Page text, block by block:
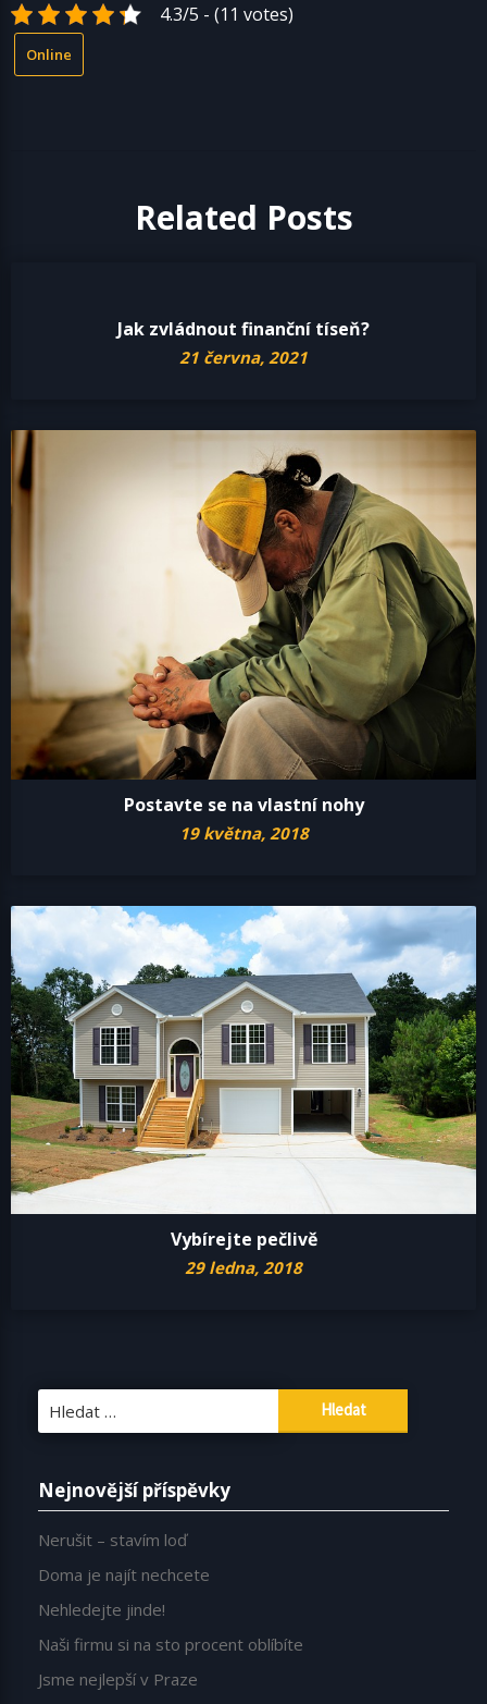
4.3/5 - (11 votes)
Online
Related Posts
Jak zvládnout finanční tíseň?
21 června, 2021
Postavte se na vlastní nohy
19 května, 2018
Vybírejte pečlivě
29 ledna, 2018
Vyhledávání
Nejnovější příspěvky
Nerušit – stavím loď
Doma je najít nechcete
Nehledejte jinde!
Naši firmu si na sto procent oblíbíte
Jsme nejlepší v Praze